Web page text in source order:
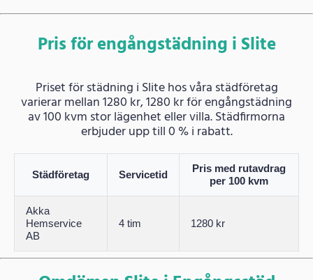
Pris för engångstädning i Slite
Priset för städning i Slite hos våra städföretag
varierar mellan 1280 kr, 1280 kr för engångstädning
av 100 kvm stor lägenhet eller villa. Städfirmorna
erbjuder upp till 0 % i rabatt.
Städföretag Servicetid
Pris med rutavdrag
per 100 kvm
Akka
Hemservice
AB
4 tim 1280 kr